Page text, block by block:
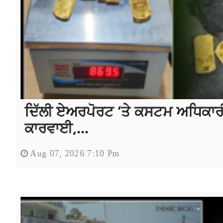
ਦਿੱਲੀ ਏਅਰਪੋਰਟ ‘ਤੇ ਕਸਟਮ
ਕਾਰਵਾਈ,...
Aug 07, 2026 7:10 Pm